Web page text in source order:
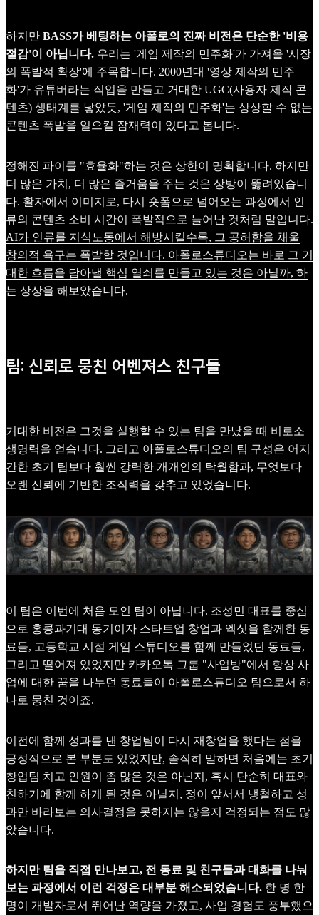
하지만 BASS가 베팅하는 아폴로의 진짜 비전은 단순한 '비용
절감'이 아닙니다. 우리는 '게임 제작의 민주화'가 가져올 '시장
의 폭발적 확장'에 주목합니다. 2000년대 '영상 제작의 민주
화'가 유튜버라는 직업을 만들고 거대한 UGC(사용자 제작 콘
텐츠) 생태계를 낳았듯, '게임 제작의 민주화'는 상상할 수 없는
콘텐츠 폭발을 일으킬 잠재력이 있다고 봅니다.
정해진 파이를 "효율화"하는 것은 상한이 명확합니다. 하지만
더 많은 가치, 더 많은 즐거움을 주는 것은 상방이 뚫려있습니
다. 활자에서 이미지로, 다시 숏폼으로 넘어오는 과정에서 인
류의 콘텐츠 소비 시간이 폭발적으로 늘어난 것처럼 말입니다.
AI가 인류를 지식노동에서 해방시킬수록, 그 공허함을 채울
창의적 욕구는 폭발할 것입니다. 아폴로스튜디오는 바로 그 거
대한 흐름을 담아낼 핵심 열쇠를 만들고 있는 것은 아닐까, 하
는 상상을 해보았습니다.
팀: 신뢰로 뭉친 어벤져스 친구들
거대한 비전은 그것을 실행할 수 있는 팀을 만났을 때 비로소
생명력을 얻습니다. 그리고 아폴로스튜디오의 팀 구성은 어지
간한 초기 팀보다 훨씬 강력한 개개인의 탁월함과, 무엇보다
오랜 신뢰에 기반한 조직력을 갖추고 있었습니다.
이 팀은 이번에 처음 모인 팀이 아닙니다. 조성민 대표를 중심
으로 홍콩과기대 동기이자 스타트업 창업과 엑싯을 함께한 동
료들, 고등학교 시절 게임 스튜디오를 함께 만들었던 동료들,
그리고 떨어져 있었지만 카카오톡 그룹 "사업방"에서 항상 사
업에 대한 꿈을 나누던 동료들이 아폴로스튜디오 팀으로서 하
나로 뭉친 것이죠.
이전에 함께 성과를 낸 창업팀이 다시 재창업을 했다는 점을
긍정적으로 본 부분도 있었지만, 솔직히 말하면 처음에는 초기
창업팀 치고 인원이 좀 많은 것은 아닌지, 혹시 단순히 대표와
친하기에 함께 하게 된 것은 아닐지, 정이 앞서서 냉철하고 성
과만 바라보는 의사결정을 못하지는 않을지 걱정되는 점도 많
았습니다.
하지만 팀을 직접 만나보고, 전 동료 및 친구들과 대화를 나눠
보는 과정에서 이런 걱정은 대부분 해소되었습니다. 한 명 한
명이 개발자로서 뛰어난 역량을 가졌고, 사업 경험도 풍부했으